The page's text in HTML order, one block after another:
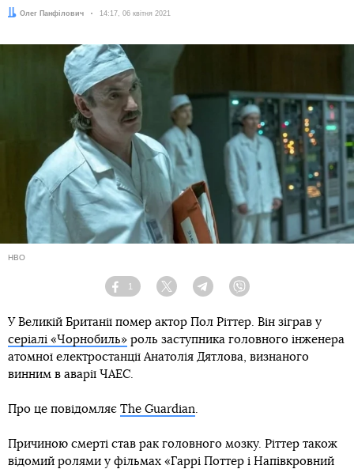
Автор:
Олег Панфілович Дата:
14:17, 06 квітня 2021
HBO
Facebook
1
Twitter TelegramViber
У Великій Британії помер актор Пол Ріттер. Він зіграв у
серіалі «Чорнобиль» роль заступника головного інженера
атомної електростанції Анатолія Дятлова, визнаного
винним в аварії ЧАЕС.
Про це повідомляє The Guardian.
Причиною смерті став рак головного мозку. Ріттер також
відомий ролями у фільмах «Гаррі Поттер і Напівкровний